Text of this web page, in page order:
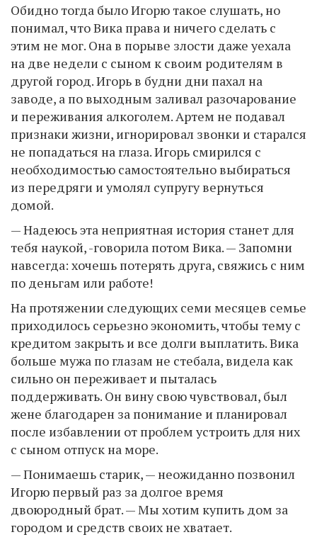
Обидно тогда было Игорю такое слушать, но
понимал, что Вика права и ничего сделать с
этим не мог. Она в порыве злости даже уехала
на две недели с сыном к своим родителям в
другой город. Игорь в будни дни пахал на
заводе, а по выходным заливал разочарование
и переживания алкоголем. Артем не подавал
признаки жизни, игнорировал звонки и старался
не попадаться на глаза. Игорь смирился с
необходимостью самостоятельно выбираться
из передряги и умолял супругу вернуться
домой.
— Надеюсь эта неприятная история станет для
тебя наукой, -говорила потом Вика. — Запомни
навсегда: хочешь потерять друга, свяжись с ним
по деньгам или работе!
На протяжении следующих семи месяцев семье
приходилось серьезно экономить, чтобы тему с
кредитом закрыть и все долги выплатить. Вика
больше мужа по глазам не стебала, видела как
сильно он переживает и пыталась
поддерживать. Он вину свою чувствовал, был
жене благодарен за понимание и планировал
после избавлении от проблем устроить для них
с сыном отпуск на море.
— Понимаешь старик, — неожиданно позвонил
Игорю первый раз за долгое время
двоюродный брат. — Мы хотим купить дом за
городом и средств своих не хватает.